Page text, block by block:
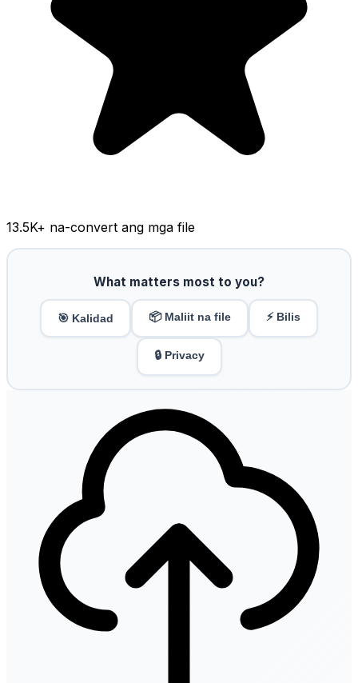
13.5K+ na-convert ang mga file
What matters most to you?
🎯 Kalidad 📦 Maliit na file ⚡ Bilis
🔒 Privacy